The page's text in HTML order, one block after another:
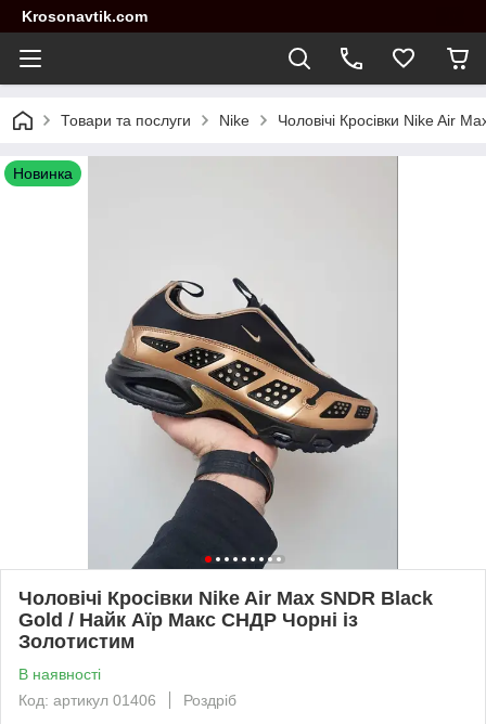
Krosonavtik.com
Товари та послуги Nike Чоловічі Кросівки Nike Air
Новинка
Чоловічі Кросівки Nike Air Max SNDR Black
Gold / Найк Аїр Макс СНДР Чорні із
Золотистим
В наявності
Код: артикул 01406
Роздріб